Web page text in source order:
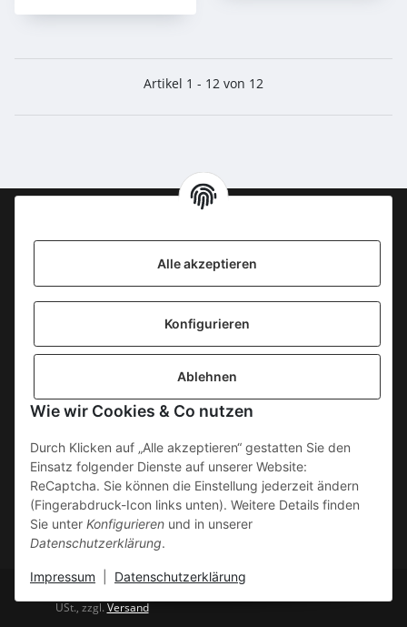
Alle akzeptieren
Konfigurieren
Ablehnen
Wie wir Cookies & Co nutzen
Durch Klicken auf „Alle akzeptieren“ gestatten Sie den
Einsatz folgender Dienste auf unserer Website:
ReCaptcha. Sie können die Einstellung jederzeit ändern
(Fingerabdruck-Icon links unten). Weitere Details finden
Sie unter Konfigurieren und in unserer
Datenschutzerklärung.
Impressum Datenschutzerklärung
Artikel 1 - 12 von 12
SICHERE ZAHLUNGSWEISEN
Gesetzliche Informationen
USt., zzgl.Versand